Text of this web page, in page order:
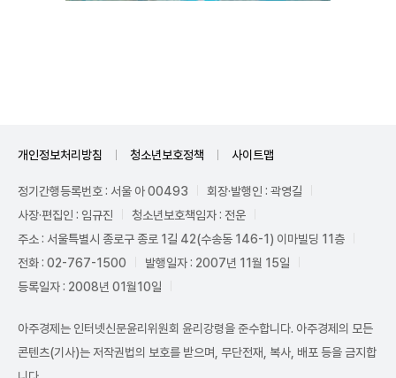
개인정보처리방침 청소년보호정책 사이트맵
정기간행등록번호 : 서울 아 00493
회장·발행인 : 곽영길
사장·편집인 : 임규진
청소년보호책임자 : 전운
주소 : 서울특별시 종로구 종로 1길 42(수송동 146-1) 이마빌딩 11층
전화 : 02-767-1500
발행일자 : 2007년 11월 15일
등록일자 : 2008년 01월10일
아주경제는 인터넷신문윤리위원회 윤리강령을 준수합니다. 아주경제의 모든
콘텐츠(기사)는 저작권법의 보호를 받으며, 무단전재, 복사, 배포 등을 금지합